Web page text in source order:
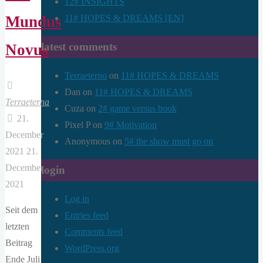
Mundus
Novus
Terraeterna
21.
December
2021 21.
December
2021
Seit dem
letzten
Beitrag
Ende Juli
11# HOPES & DREAMS [EN]
latest comments
Terraeterno on 11# HOPES & DREAMS
Dan on 11# HOPES & DREAMS
Cuza on 2# game versus book
Pixel P on 9# Motivation
Anonymous on 5# the show must go on
login
Log in
Entries feed
Comments feed
WordPress.org